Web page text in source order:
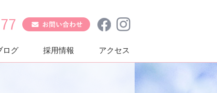
ログ 採用情報 アクセス